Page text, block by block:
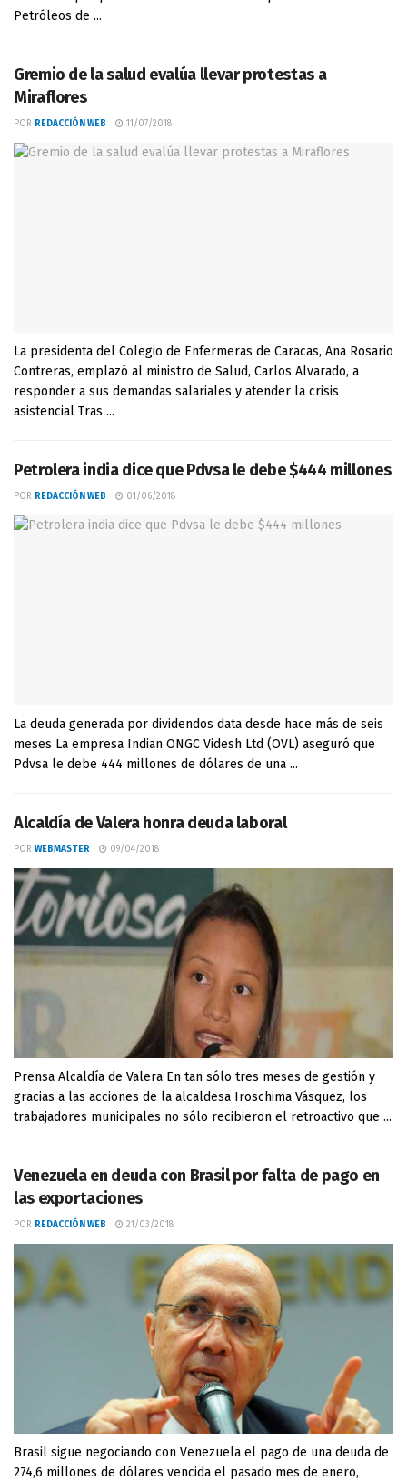
Petróleos de ...
Gremio de la salud evalúa llevar protestas a
Miraflores
POR REDACCIÓN WEB 11/07/2018
La presidenta del Colegio de Enfermeras de Caracas, Ana Rosario
Contreras, emplazó al ministro de Salud, Carlos Alvarado, a
responder a sus demandas salariales y atender la crisis
asistencial Tras ...
Petrolera india dice que Pdvsa le debe $444 millones
POR REDACCIÓN WEB 01/06/2018
La deuda generada por dividendos data desde hace más de seis
meses La empresa Indian ONGC Videsh Ltd (OVL) aseguró que
Pdvsa le debe 444 millones de dólares de una ...
Alcaldía de Valera honra deuda laboral
POR WEBMASTER 09/04/2018
Prensa Alcaldía de Valera En tan sólo tres meses de gestión y
gracias a las acciones de la alcaldesa Iroschima Vásquez, los
trabajadores municipales no sólo recibieron el retroactivo que ...
Venezuela en deuda con Brasil por falta de pago en
las exportaciones
POR REDACCIÓN WEB 21/03/2018
Brasil sigue negociando con Venezuela el pago de una deuda de
274,6 millones de dólares vencida el pasado mes de enero,